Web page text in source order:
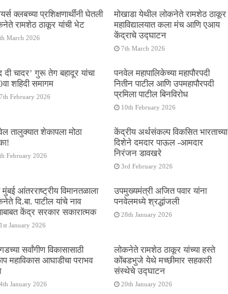
क्लबच्या प्रशिक्षणार्थींनी घेतली
रामशेठ ठाकूर यांची भेट
March 2026
मोखाडा येथील लोकनेते रामशेठ ठाकूर
महाविद्यालयात कला मंच आणि एआय
केंद्राचे उद्घाटन
7th March 2026
दी चादर’ गुरू तेग बहादूर यांचा
शहिदी समागम
February 2026
पनवेल महापालिकेच्या महापौरपदी
नितीन पाटील आणि उपमहापौरपदी
प्रमिला पाटील बिनविरोध
10th February 2026
तालुक्यात शेकापला मोठा
February 2026
केंद्रीय अर्थसंकल्प विकसित भारताच्या
दिशेने दमदार पाऊल -आमदार
निरंजन डावखरे
3rd February 2026
मुंबई आंतरराष्ट्रीय विमानतळाला
दि.बा. पाटील यांचे नाव
केंद्र सरकार सकारात्मक
January 2026
उपमुख्यमंत्री अजित पवार यांना
पनवेलमध्ये श्रद्धांजली
28th January 2026
सर्वांगीण विकासासाठी
महाविकास आघाडीचा पराभव
January 2026
लोकनेते रामशेठ ठाकूर यांच्या हस्ते
कोंबडभुजे येथे मच्छीमार सहकारी
संस्थेचे उद्घाटन
20th January 2026